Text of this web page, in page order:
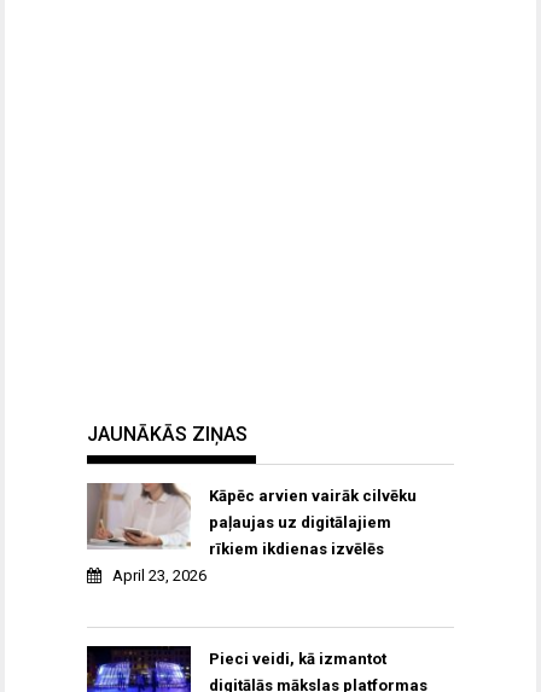
JAUNĀKĀS ZIŅAS
Kāpēc arvien vairāk cilvēku
paļaujas uz digitālajiem
rīkiem ikdienas izvēlēs
April 23, 2026
Pieci veidi, kā izmantot
digitālās mākslas platformas